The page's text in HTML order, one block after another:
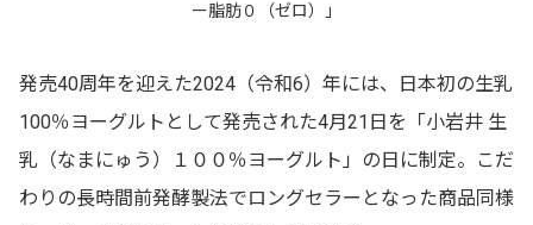
ー脂肪０（ゼロ）」
発売40周年を迎えた2024（令和6）年には、日本初の生乳
100％ヨーグルトとして発売された4月21日を「小岩井 生
乳（なまにゅう）１００％ヨーグルト」の日に制定。こだ
わりの長時間前発酵製法でロングセラーとなった商品同様